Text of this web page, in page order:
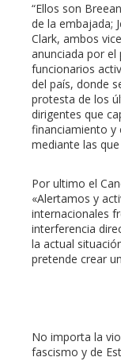
“Ellos son
de la embajada;
Clark, ambos
anunciada por el
funcionarios
del país, donde
protesta de los
dirigentes que
financiamiento y
mediante las
Por ultimo el
«Alertamos y
internacionales
interferencia
la actual
pretende crear
No importa la
fascismo y de